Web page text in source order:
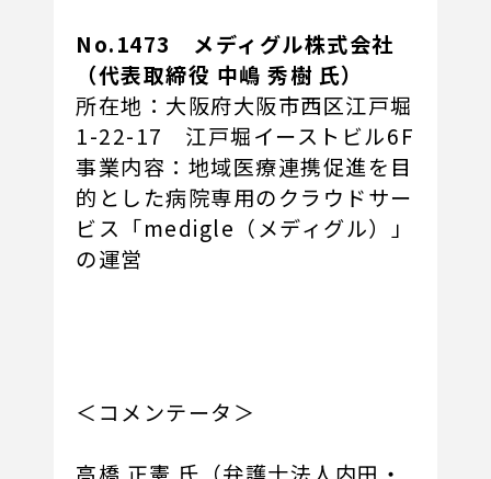
No.1473 メディグル株式会社
（代表取締役 中嶋 秀樹 氏）
所在地：大阪府大阪市西区江戸堀
1-22-17 江戸堀イーストビル6F
事業内容：地域医療連携促進を目
的とした病院専用のクラウドサー
ビス「medigle（メディグル）」
の運営
＜コメンテータ＞